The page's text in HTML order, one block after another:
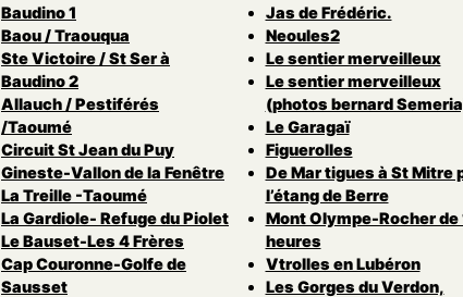
Baudino 1
Baou / Traouqua
Ste Victoire / St Ser à
Baudino 2
Allauch / Pestiférés
/Taoumé
Circuit St Jean du Puy
Gineste-Vallon de la Fenêtre
La Treille -Taoumé
La Gardiole- Refuge du Piolet
Le Bauset-Les 4 Frères
Cap Couronne-Golfe de
Sausset
Jas de Frédéric.
Neoules2
Le sentier merveilleux
Le sentier merveilleux
(photos bernard
Le Garagaï
Figuerolles
De Mar tigues à St Mitre
l’étang de Berre
Mont Olympe-Rocher de
heures
Vtrolles en Lubéron
Les Gorges du Verdon,